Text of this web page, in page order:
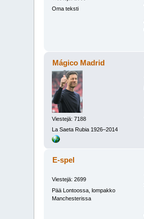
Oma teksti
Mágico Madrid
Viestejä: 7188
La Saeta Rubia 1926–2014
E-spel
Viestejä: 2699
Pää Lontoossa, lompakko
Manchesterissa